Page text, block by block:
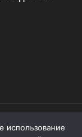
защищены.
использование